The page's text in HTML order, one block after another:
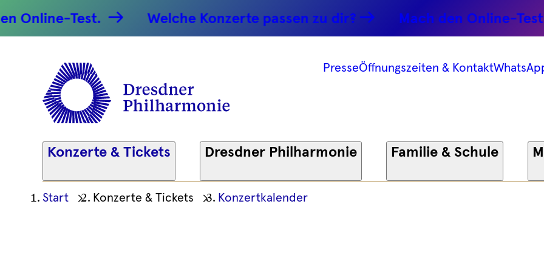
Test. Welche Konzerte passen zu dir? Mach den Online-Test.
PresseÖffnungszeiten & Kontakt
Konzerte & Tickets Dresdner Philharmonie Familie & Schule
Ihre
Start Konzerte & Tickets Konzertkalender
Tosende Pfeifen -
06.02.2026 -
Dresdner
Philharmonie